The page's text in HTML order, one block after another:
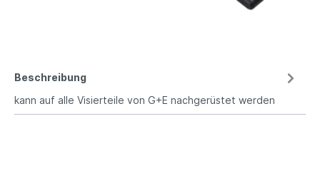
Beschreibung
kann auf alle Visierteile von G+E nachgerüstet werden